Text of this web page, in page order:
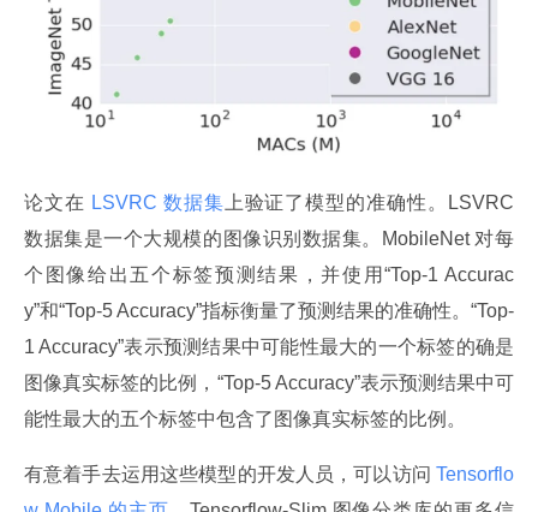
论文在 LSVRC 数据集 上验证了模型的准确性。LSVRC
数据集是一个大规模的图像识别数据集。MobileNet 对每
个图像给出五个标签预测结果，并使用“Top-1 Accurac
y”和“Top-5 Accuracy”指标衡量了预测结果的准确性。“Top-
1 Accuracy”表示预测结果中可能性最大的一个标签的确是
图像真实标签的比例，“Top-5 Accuracy”表示预测结果中可
能性最大的五个标签中包含了图像真实标签的比例。
有意着手去运用这些模型的开发人员，可以访问 Tensorflo